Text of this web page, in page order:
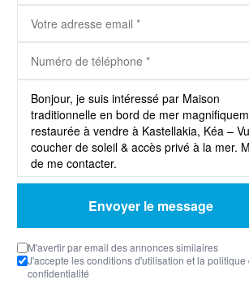
Envoyer le message
M'avertir par email des annonces similaires
J'accepte les conditions d'utilisation et la politique
confidentialité